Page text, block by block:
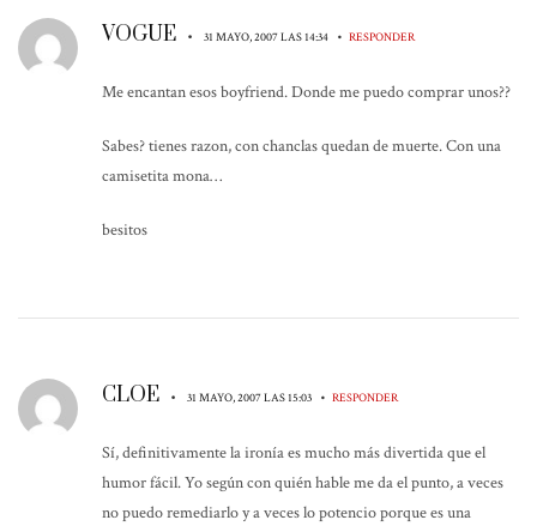
VOGUE • 31 MAYO, 2007 LAS 14:34 • RESPONDER
Me encantan esos boyfriend. Donde me puedo comprar unos??
Sabes? tienes razon, con chanclas quedan de muerte. Con una
camisetita mona…
besitos
CLOE • 31 MAYO, 2007 LAS 15:03 • RESPONDER
Sí, definitivamente la ironía es mucho más divertida que el
humor fácil. Yo según con quién hable me da el punto, a veces
no puedo remediarlo y a veces lo potencio porque es una